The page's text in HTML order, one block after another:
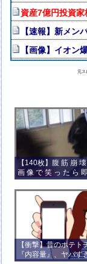
資産7億円投資
【速報】新メ
【画像】イオン
元ス
【140枚】腹 筋 崩
画 像 で 笑 っ た ら
ｗ ｗ ｗ ｗ ｗ ｗ ｗ
【衝撃】昔のポテト
『内容量』、ヤバす